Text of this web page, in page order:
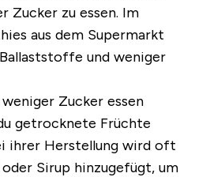
Zucker zu essen. Im
aus dem Supermarkt
und weniger
weniger Zucker essen
getrocknete Früchte
ihrer Herstellung wird oft
Sirup hinzugefügt, um